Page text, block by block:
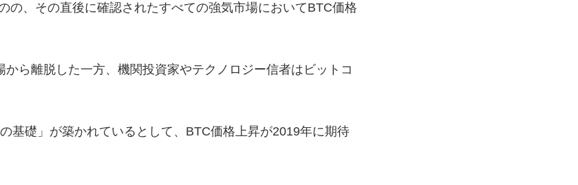
の、その直後に確認されたすべての強気市場においてBTC価格
ら離脱した一方、機関投資家やテクノロジー信者はビットコ
基礎」が築かれているとして、BTC価格上昇が2019年に期待